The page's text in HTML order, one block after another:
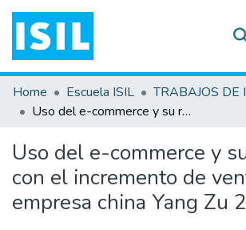
All of DSpace
Statistics
Documentos ▾
Home Escuela ISIL
Uso del e-commerce y su relación con el incremento de ventas de la empresa china Yang Zu 2025
Uso del e-commerce y
con el incremento de
empresa china Yang Zu